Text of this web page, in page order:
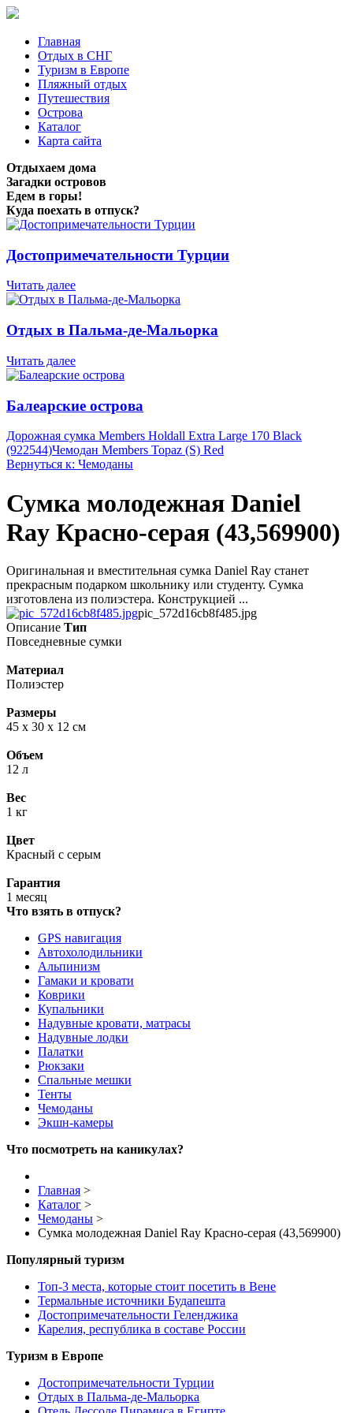
Главная
Отдых в СНГ
Туризм в Европе
Пляжный отдых
Путешествия
Острова
Каталог
Карта сайта
Отдыхаем дома
Загадки островов
Едем в горы!
Куда поехать в отпуск?
Достопримечательности Турции
Читать далее
Отдых в Пальма-де-Мальорка
Читать далее
Балеарские острова
Дорожная сумка Members Holdall Extra Large 170 Black
(922544)Чемодан Members Topaz (S) Red
Вернуться к: Чемоданы
Сумка молодежная Daniel
Ray Красно-серая (43,569900)
Оригинальная и вместительная сумка Daniel Ray станет
прекрасным подарком школьнику или студенту. Сумка
изготовлена из полиэстера. Конструкцией ...
pic_572d16cb8f485.jpg
Описание Тип
Повседневные сумки
Материал
Полиэстер
Размеры
45 х 30 х 12 см
Объем
12 л
Вес
1 кг
Цвет
Красный с серым
Гарантия
1 месяц
Что взять в отпуск?
GPS навигация
Автохолодильники
Альпинизм
Гамаки и кровати
Коврики
Купальники
Надувные кровати, матрасы
Надувные лодки
Палатки
Рюкзаки
Спальные мешки
Тенты
Чемоданы
Экшн-камеры
Что посмотреть на каникулах?
Главная >
Каталог >
Чемоданы >
Сумка молодежная Daniel Ray Красно-серая (43,569900)
Популярный туризм
Топ-3 места, которые стоит посетить в Вене
Термальные источники Будапешта
Достопримечательности Геленджика
Карелия, республика в составе России
Туризм в Европе
Достопримечательности Турции
Отдых в Пальма-де-Мальорка